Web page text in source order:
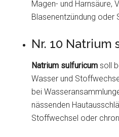
Magen- und Harnsäure,
Blasenentzündung oder
Nr. 10 Natrium
Natrium sulfuricum soll
Wasser und
bei
nässenden
Stoffwechsel oder